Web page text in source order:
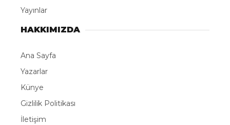
Yayınlar
HAKKIMIZDA
Ana Sayfa
Yazarlar
Künye
Gizlilik Politikası
İletişim